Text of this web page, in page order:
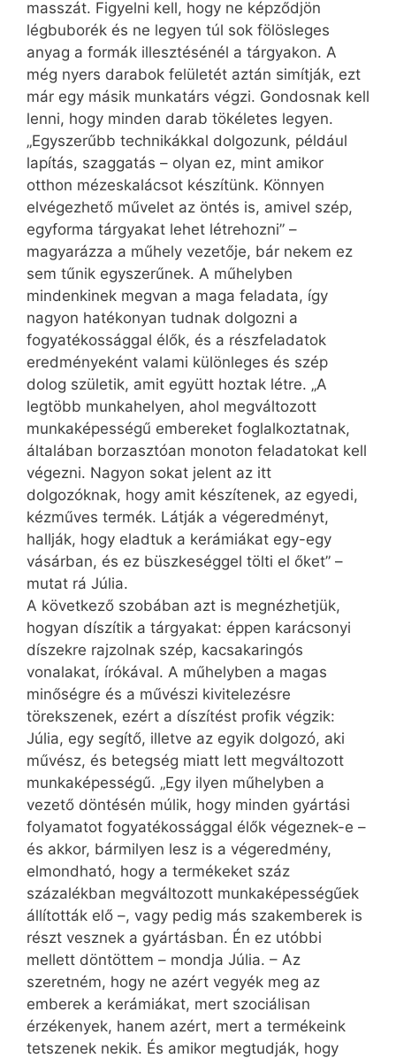
masszát. Figyelni kell, hogy ne képződjön
légbuborék és ne legyen túl sok fölösleges
anyag a formák illesztésénél a tárgyakon. A
még nyers darabok felületét aztán simítják, ezt
már egy másik munkatárs végzi. Gondosnak kell
lenni, hogy minden darab tökéletes legyen.
„Egyszerűbb technikákkal dolgozunk, például
lapítás, szaggatás – olyan ez, mint amikor
otthon mézeskalácsot készítünk. Könnyen
elvégezhető művelet az öntés is, amivel szép,
egyforma tárgyakat lehet létrehozni” –
magyarázza a műhely vezetője, bár nekem ez
sem tűnik egyszerűnek. A műhelyben
mindenkinek megvan a maga feladata, így
nagyon hatékonyan tudnak dolgozni a
fogyatékossággal élők, és a részfelada­tok
eredményeként valami különleges és szép
dolog születik, amit együtt hoztak létre. „A
legtöbb munkahelyen, ahol megváltozott
munkaképességű embereket foglalkoztatnak,
általában borzasztóan monoton feladatokat kell
végezni. Nagyon sokat jelent az itt
dolgozóknak, hogy amit készítenek, az egyedi,
kézműves termék. Látják a végeredményt,
hallják, hogy eladtuk a kerámiákat egy-egy
vásárban, és ez büszkeséggel tölti el őket” –
mutat rá Júlia.
A következő szobában azt is megnézhetjük,
hogyan díszítik a tárgyakat: éppen karácsonyi
díszekre rajzolnak szép, kacsakaringós
vonalakat, írókával. A műhelyben a magas
minőségre és a művészi kivitelezésre
törekszenek, ezért a díszítést profik végzik:
Júlia, egy segítő, illetve az egyik dolgozó, aki
művész, és betegség miatt lett megváltozott
munkaképességű. „Egy ilyen műhelyben a
vezető döntésén múlik, hogy minden gyártási
folyamatot fogyatékossággal élők végeznek-e –
és akkor, bármilyen lesz is a végeredmény,
elmondható, hogy a termékeket száz
százalékban megváltozott munkaképességűek
állították elő –, vagy pedig más szakemberek is
részt vesznek a gyártásban. Én ez utóbbi
mellett döntöttem – mondja Júlia. – Az
szeretném, hogy ne azért vegyék meg az
emberek a kerámiákat, mert szociálisan
érzékenyek, hanem azért, mert a termékeink
tetszenek nekik. És amikor megtudják, hogy